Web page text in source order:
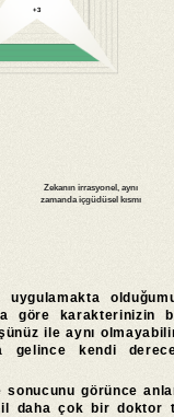
uygulamakta
göre karakterinizin
ile aynı
kendi
görünce
daha çok bir doktor